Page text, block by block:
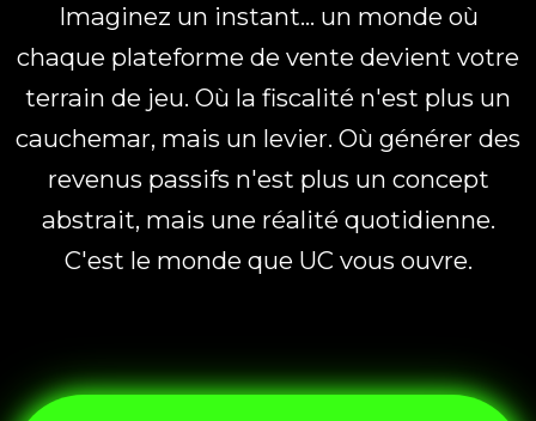
Imaginez un instant... un monde où
chaque plateforme de vente devient votre
terrain de jeu. Où la fiscalité n'est plus un
cauchemar, mais un levier. Où générer des
revenus passifs n'est plus un concept
abstrait, mais une réalité quotidienne.
C'est le monde que UC vous ouvre.